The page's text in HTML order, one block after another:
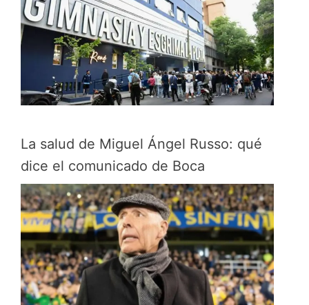
La salud de Miguel Ángel Russo: qué
dice el comunicado de Boca